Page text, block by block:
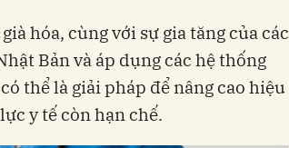
hóa, cùng với sự gia tăng của các
Bản và áp dụng các hệ thống
thể là giải pháp để nâng cao hiệu
y tế còn hạn chế.